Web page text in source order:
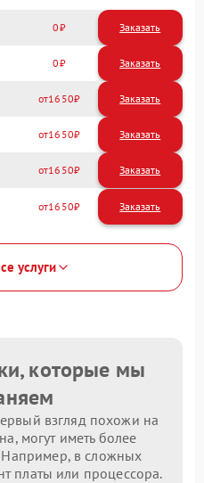
0 Заказать
0 Заказать
1650
1650
1650
1650
услуги
которые мы
взгляд похожи на
могут иметь более
в сложных
платы или процессора.